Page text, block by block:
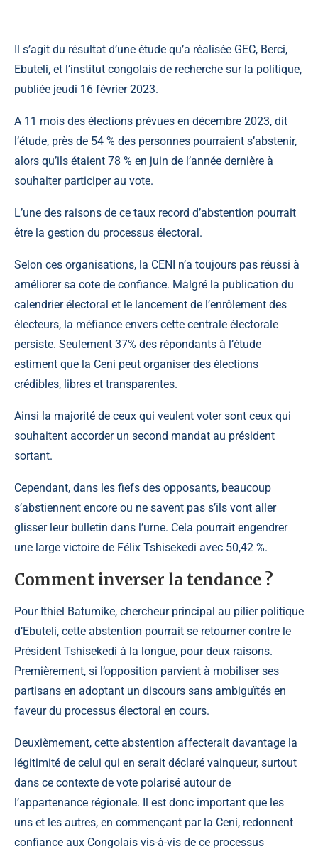
Il s’agit du résultat d’une étude qu’a réalisée GEC, Berci,
Ebuteli, et l’institut congolais de recherche sur la politique,
publiée jeudi 16 février 2023.
A 11 mois des élections prévues en décembre 2023, dit
l’étude, près de 54 % des personnes pourraient s’abstenir,
alors qu’ils étaient 78 % en juin de l’année dernière à
souhaiter participer au vote.
L’une des raisons de ce taux record d’abstention pourrait
être la gestion du processus électoral.
Selon ces organisations, la CENI n’a toujours pas réussi à
améliorer sa cote de confiance. Malgré la publication du
calendrier électoral et le lancement de l’enrôlement des
électeurs, la méfiance envers cette centrale électorale
persiste. Seulement 37% des répondants à l’étude
estiment que la Ceni peut organiser des élections
crédibles, libres et transparentes.
Ainsi la majorité de ceux qui veulent voter sont ceux qui
souhaitent accorder un second mandat au président
sortant.
Cependant, dans les fiefs des opposants, beaucoup
s’abstiennent encore ou ne savent pas s’ils vont aller
glisser leur bulletin dans l’urne. Cela pourrait engendrer
une large victoire de Félix Tshisekedi avec 50,42 %.
Comment inverser la tendance ?
Pour Ithiel Batumike, chercheur principal au pilier politique
d’Ebuteli, cette abstention pourrait se retourner contre le
Président Tshisekedi à la longue, pour deux raisons.
Premièrement, si l’opposition parvient à mobiliser ses
partisans en adoptant un discours sans ambiguïtés en
faveur du processus électoral en cours.
Deuxièmement, cette abstention affecterait davantage la
légitimité de celui qui en serait déclaré vainqueur, surtout
dans ce contexte de vote polarisé autour de
l’appartenance régionale. Il est donc important que les
uns et les autres, en commençant par la Ceni, redonnent
confiance aux Congolais vis-à-vis de ce processus